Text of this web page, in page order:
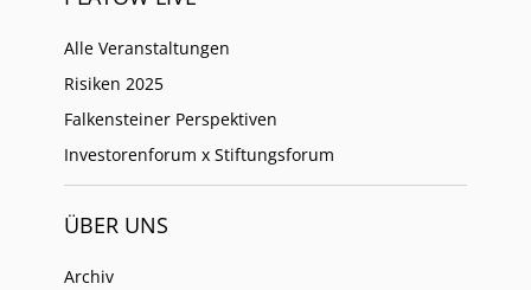
Alle Veranstaltungen
Risiken 2025
Falkensteiner Perspektiven
Investorenforum x Stiftungsforum
ÜBER UNS
Archiv